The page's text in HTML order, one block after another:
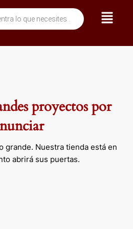
Menú
proyectos por
grande. Nuestra tienda está en
abrirá sus puertas.